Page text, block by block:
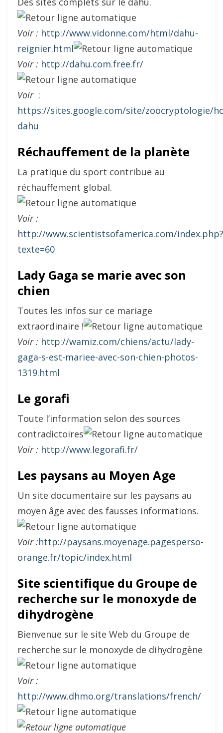
Voir : http://www.vidonne.com/html/dahu-
reignier.html
Voir : http://dahu.com.free.fr/
Voir :
https://sites.google.com/site/zoocryptologie/
dahu
Réchauffement de la planète
La pratique du sport contribue au
réchauffement global.
Voir :
http://www.scientistsofamerica.com/index.php?
texte=60
Lady Gaga se marie avec son
chien
Toutes les infos sur ce mariage
extraordinaire !
Voir : http://wamiz.com/chiens/actu/lady-
gaga-s-est-mariee-avec-son-chien-photos-
1319.html
Le gorafi
Toute l’information selon des sources
contradictoires
Voir : http://www.legorafi.fr/
Les paysans au Moyen Age
Un site documentaire sur les paysans au
moyen âge avec des fausses informations.
Voir :http://paysans.moyenage.pagesperso-
orange.fr/topic/index.html
Site scientifique du Groupe de
recherche sur le monoxyde de
dihydrogène
Bienvenue sur le site Web du Groupe de
recherche sur le monoxyde de dihydrogène
Voir :
http://www.dhmo.org/translations/french/